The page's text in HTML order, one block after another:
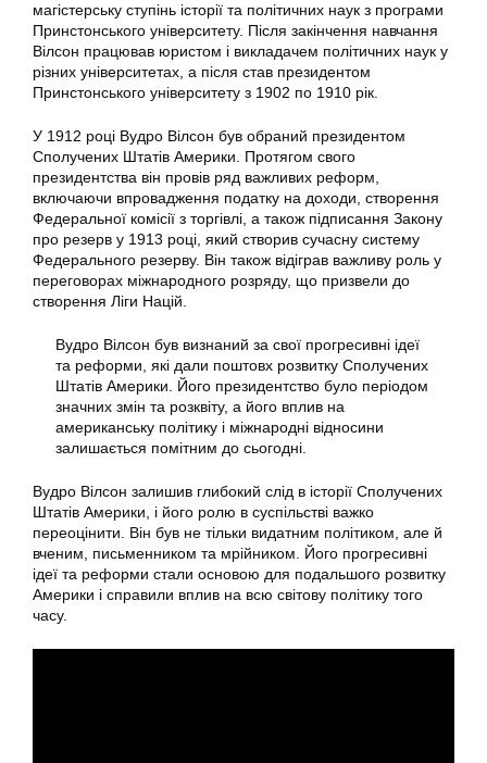
магістерську ступінь історії та політичних наук з програми
Принстонського університету. Після закінчення навчання
Вілсон працював юристом і викладачем політичних наук у
різних університетах, а після став президентом
Принстонського університету з 1902 по 1910 рік.
У 1912 році Вудро Вілсон був обраний президентом
Сполучених Штатів Америки. Протягом свого
президентства він провів ряд важливих реформ,
включаючи впровадження податку на доходи, створення
Федеральної комісії з торгівлі, а також підписання Закону
про резерв у 1913 році, який створив сучасну систему
Федерального резерву. Він також відіграв важливу роль у
переговорах міжнародного розряду, що призвели до
створення Ліги Націй.
Вудро Вілсон був визнаний за свої прогресивні ідеї
та реформи, які дали поштовх розвитку Сполучених
Штатів Америки. Його президентство було періодом
значних змін та розквіту, а його вплив на
американську політику і міжнародні відносини
залишається помітним до сьогодні.
Вудро Вілсон залишив глибокий слід в історії Сполучених
Штатів Америки, і його ролю в суспільстві важко
переоцінити. Він був не тільки видатним політиком, але й
вченим, письменником та мрійником. Його прогресивні
ідеї та реформи стали основою для подальшого розвитку
Америки і справили вплив на всю світову політику того
часу.